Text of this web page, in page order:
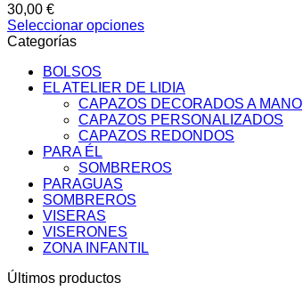
30,00 €
Seleccionar opciones
Este
tiene
múltiples
variantes.
opciones
elegir
página
Categorías
BOLSOS
EL ATELIER DE LIDIA
CAPAZOS DECORADOS A MANO
CAPAZOS PERSONALIZADOS
CAPAZOS REDONDOS
PARA ÉL
SOMBREROS
PARAGUAS
SOMBREROS
VISERAS
VISERONES
ZONA INFANTIL
Últimos productos